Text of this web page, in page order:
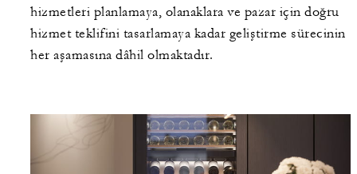
hizmetleri planlamaya, olanaklara ve pazar için doğru
hizmet teklifini tasarlamaya kadar geliştirme sürecinin
her aşamasına dâhil olmaktadır.